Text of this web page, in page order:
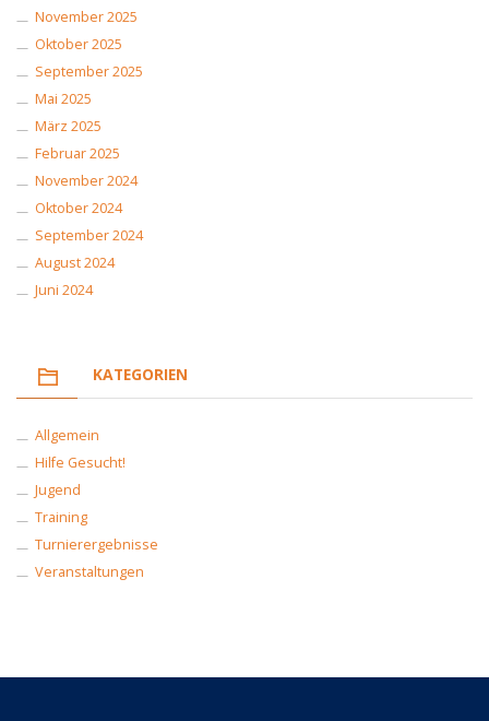
November 2025
Oktober 2025
September 2025
Mai 2025
März 2025
Februar 2025
November 2024
Oktober 2024
September 2024
August 2024
Juni 2024
KATEGORIEN
Allgemein
Hilfe Gesucht!
Jugend
Training
Turnierergebnisse
Veranstaltungen